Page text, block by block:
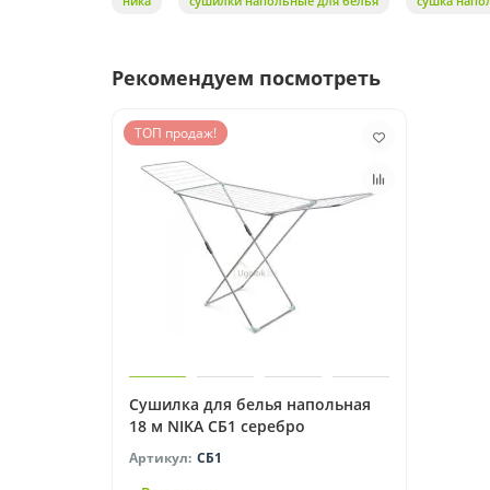
Рекомендуем посмотреть
ТОП продаж!
Сушилка для белья напольная
18 м NIKA СБ1 серебро
СБ1